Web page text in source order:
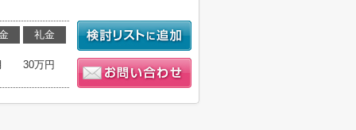
礼金
30万円